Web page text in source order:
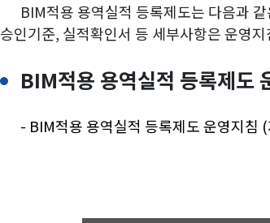
BIM적용 용역실적 등록제도는 다음과
승인기준, 실적확인서 등 세부사항은 운영
BIM적용 용역실적 등록제도
- BIM적용 용역실적 등록제도 운영지침